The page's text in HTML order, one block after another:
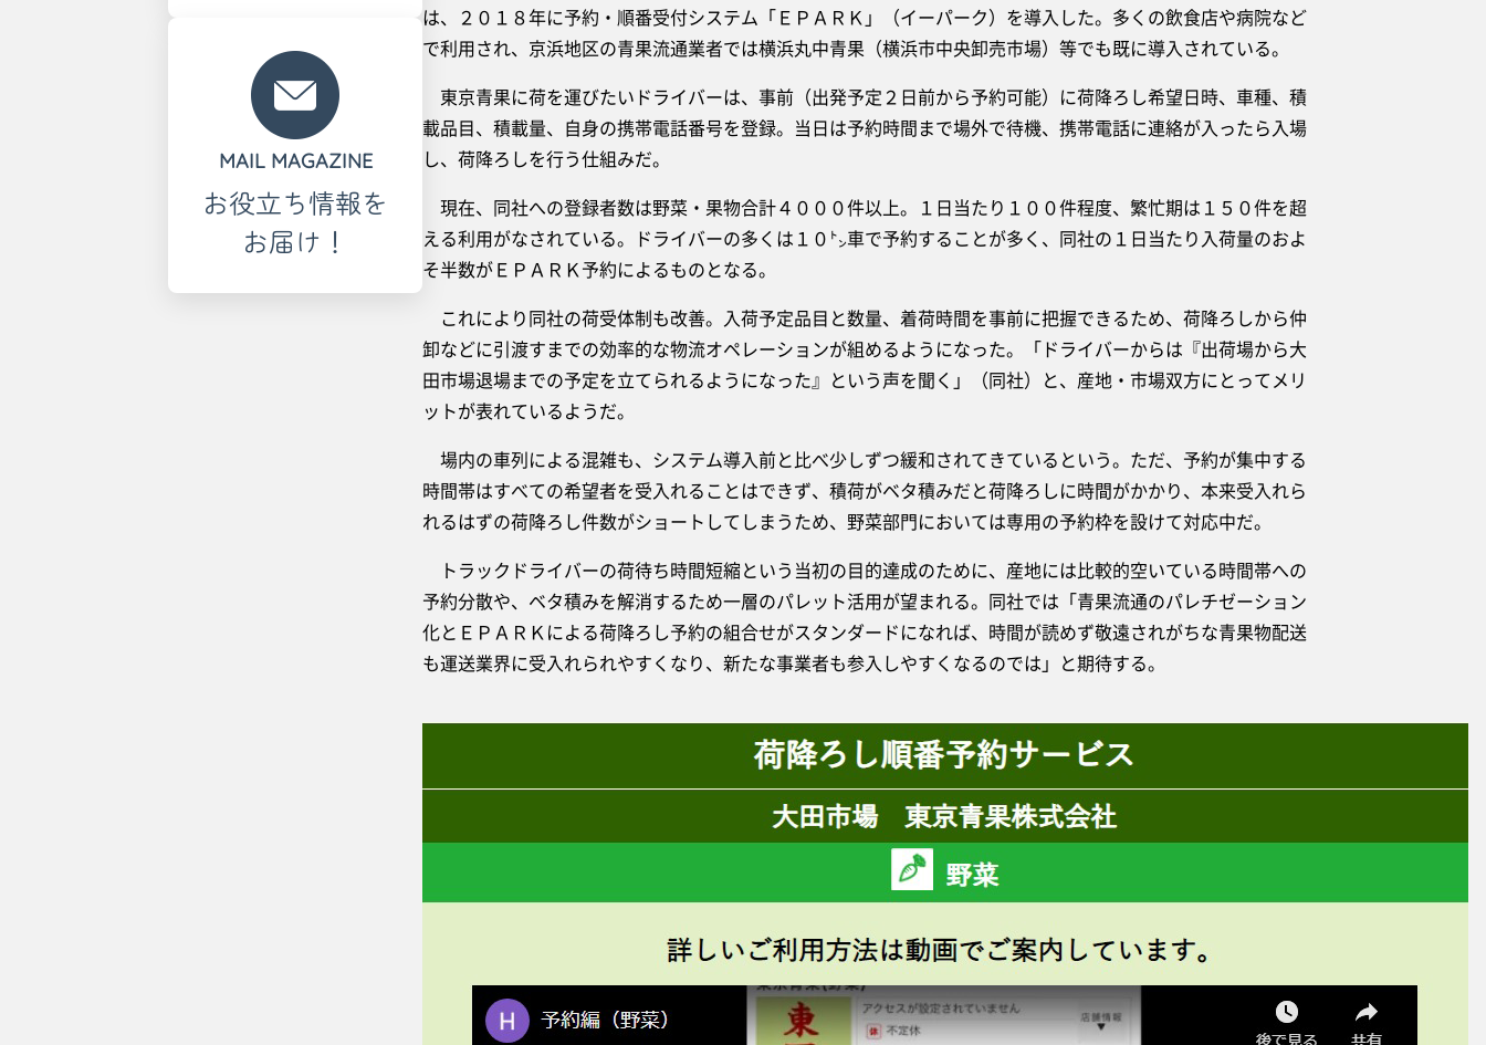
MAIL MAGAZINE
お役立ち情報を
お届け！
は、２０１８年に予約・順番受付システム「ＥＰＡＲＫ」（イーパーク）を導入した。多くの飲食店や病院など
で利用され、京浜地区の青果流通業者では横浜丸中青果（横浜市中央卸売市場）等でも既に導入されている。
東京青果に荷を運びたいドライバーは、事前（出発予定２日前から予約可能）に荷降ろし希望日時、車種、積
載品目、積載量、自身の携帯電話番号を登録。当日は予約時間まで場外で待機、携帯電話に連絡が入ったら入場
し、荷降ろしを行う仕組みだ。
現在、同社への登録者数は野菜・果物合計４０００件以上。１日当たり１００件程度、繁忙期は１５０件を超
える利用がなされている。ドライバーの多くは１０㌧車で予約することが多く、同社の１日当たり入荷量のおよ
そ半数がＥＰＡＲＫ予約によるものとなる。
これにより同社の荷受体制も改善。入荷予定品目と数量、着荷時間を事前に把握できるため、荷降ろしから仲
卸などに引渡すまでの効率的な物流オペレーションが組めるようになった。「ドライバーからは『出荷場から大
田市場退場までの予定を立てられるようになった』という声を聞く」（同社）と、産地・市場双方にとってメリ
ットが表れているようだ。
場内の車列による混雑も、システム導入前と比べ少しずつ緩和されてきているという。ただ、予約が集中する
時間帯はすべての希望者を受入れることはできず、積荷がベタ積みだと荷降ろしに時間がかかり、本来受入れら
れるはずの荷降ろし件数がショートしてしまうため、野菜部門においては専用の予約枠を設けて対応中だ。
トラックドライバーの荷待ち時間短縮という当初の目的達成のために、産地には比較的空いている時間帯への
予約分散や、ベタ積みを解消するため一層のパレット活用が望まれる。同社では「青果流通のパレチゼーション
化とＥＰＡＲＫによる荷降ろし予約の組合せがスタンダードになれば、時間が読めず敬遠されがちな青果物配送
も運送業界に受入れられやすくなり、新たな事業者も参入しやすくなるのでは」と期待する。